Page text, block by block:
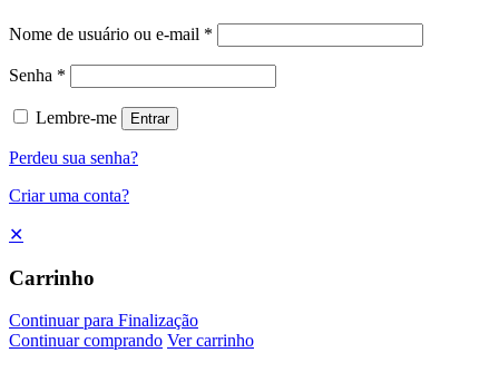
Nome de usuário ou e-mail *
Senha *
Lembre-me Entrar
Perdeu sua senha?
Criar uma conta?
✕
Carrinho
Continuar para Finalização
Continuar comprando Ver carrinho